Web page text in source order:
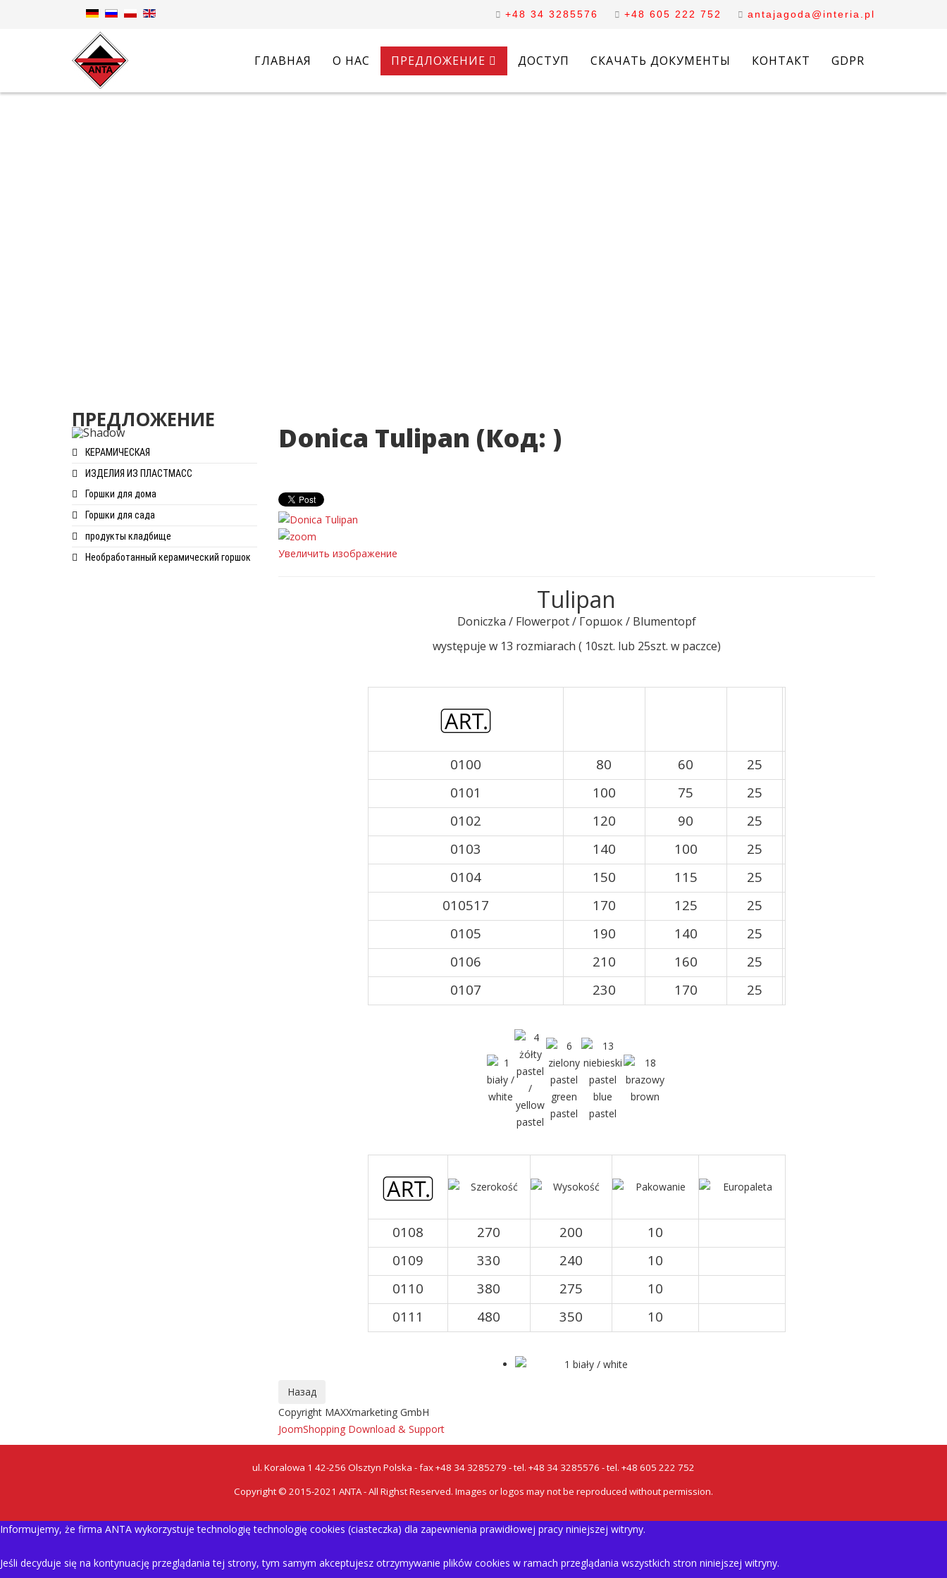
+48 34 3285576 +48 605 222 752 antajagoda@interia.pl
ГЛАВНАЯ О НАС ПРЕДЛОЖЕНИЕ ДОСТУП СКАЧАТЬ ДОКУМЕНТЫ КОНТАКТ GDPR
ПРЕДЛОЖЕНИЕ
КЕРАМИЧЕСКАЯ
ИЗДЕЛИЯ ИЗ ПЛАСТМАСС
Горшки для дома
Горшки для сада
продукты кладбище
Необработанный керамический горшок
Donica Tulipan (Код: )
Увеличить изображение
Tulipan
Doniczka / Flowerpot / Горшок / Blumentopf
występuje w 13 rozmiarach ( 10szt. lub 25szt. w paczce)
0100 80 60
25
0101
100 75
25
0102
120 90
25
0103
140 100
25
0104
150 115
25
010517
170 125
25
0105
190 140
25
0106
210 160
25
0107
230 170 25
0108 270 200
10
0109
330 240
10
0110
380 275
10
0111
480 350 10
Copyright MAXXmarketing GmbH
JoomShopping Download & Support
ul. Koralowa 1 42-256 Olsztyn Polska - fax +48 34 3285279 - tel. +48 34 3285576 - tel. +48 605 222 752
Copyright © 2015-2021 ANTA - All Righst Reserved. Images or logos may not be reproduced without permission.
Informujemy, że firma ANTA wykorzystuje technologię technologię cookies (ciasteczka) dla zapewnienia prawidłowej pracy niniejszej witryny.
Jeśli decyduje się na kontynuację przeglądania tej strony, tym samym akceptujesz otrzymywanie plików cookies w ramach przeglądania wszystkich stron niniejszej witryny.